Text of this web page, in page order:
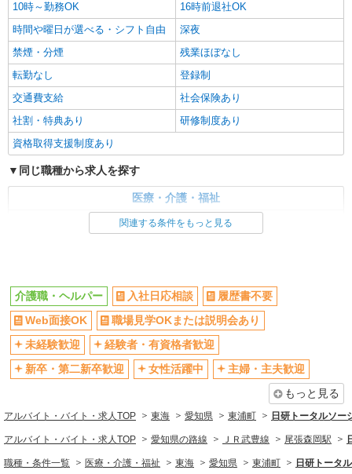
10時～勤務OK
16時前退社OK
時間や曜日が選べる・シフト自由
深夜
禁煙・分煙
残業ほぼなし
転勤なし
登録制
交通費支給
社会保険あり
社割・特典あり
研修制度あり
資格取得支援制度あり
同じ職種から求人を探す
医療・介護・福祉
週2～3日勤務OK
深夜
交通費支給
社会保険あり
関連する条件をもっと見る
介護職・ヘルパー 入社日応相談
履歴書不要
Web面接OK
職場見学OKまたは説明会あり
未経験歓迎
経験者・有資格者歓迎
新卒・第二新卒歓迎
女性活躍中
主婦・主夫歓迎
もっと見る
アルバイト・バイト・求人TOP 東海 愛知県 東浦町 日研トータルソ
アルバイト・バイト・求人TOP 愛知県の路線 ＪＲ武豊線 尾張森岡駅
職種・条件一覧 医療・介護・福祉 東海 愛知県 東浦町 日研トータ